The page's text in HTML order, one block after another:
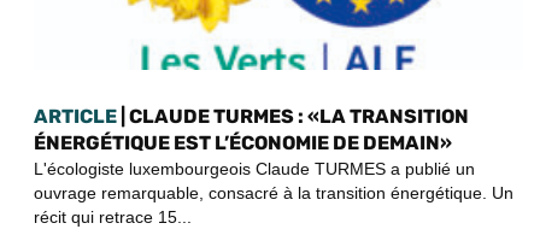
ARTICLE | CLAUDE TURMES : «LA TRANSITION
ÉNERGÉTIQUE EST L’ÉCONOMIE DE DEMAIN»
L'écologiste luxembourgeois Claude TURMES a publié un
ouvrage remarquable, consacré à la transition énergétique. Un
récit qui retrace 15...